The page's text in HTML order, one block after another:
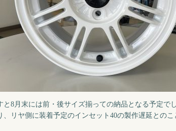
と8月末には前・後サイズ揃っての納品となる予定で
、リヤ側に装着予定のインセット40の製作遅延とのこ